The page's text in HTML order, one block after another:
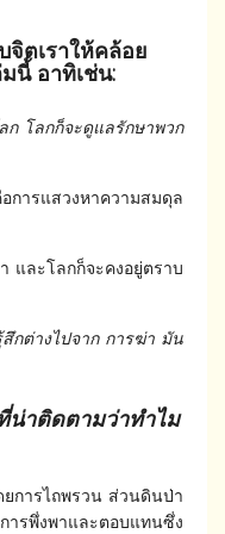
จิตเราให้คล้อย
นี้ อาทิเช่น:
ก​ โลกก็จะดูแลรักษาพวก
การแสวงหาความสมดุล
และโลกก็จะคงอยู่ตราบ
กต่างไปจาก การฆ่า มัน
น่าติดตามว่าทำไม
การไถพรวน ส่วนดินป่า
ารพึ่งพาและตอบแทนซึ่ง